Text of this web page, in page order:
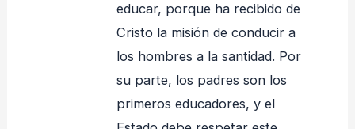
educar, porque ha recibido de
Cristo la misión de conducir a
los hombres a la santidad. Por
su parte, los padres son los
primeros educadores, y el